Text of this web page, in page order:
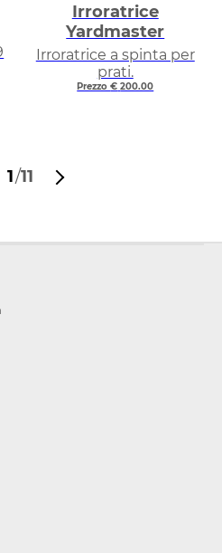
Irroratrice
Yardmaster
Irroratrice a spinta per
prati.
Prezzo€ 200.00
1/11